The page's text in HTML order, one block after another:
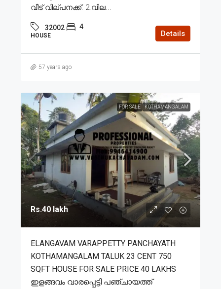
വീട് വില്പനക്ക്. 2.വില...
32002 4
HOUSE Details
57 years ago
FOR SALE KOTHAMANGALAM
Rs.40 lakh
ELANGAVAM VARAPPETTY PANCHAYATH
KOTHAMANGALAM TALUK 23 CENT 750
SQFT HOUSE FOR SALE PRICE 40 LAKHS
ഇളങ്ങവം വാരപ്പെട്ടി പഞ്ചായത്ത്